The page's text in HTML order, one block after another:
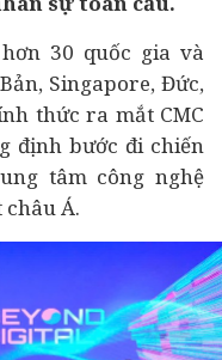
30 quốc gia và
Singapore, Đức,
thức ra mắt CMC
định bước đi chiến
tâm công nghệ
Á.